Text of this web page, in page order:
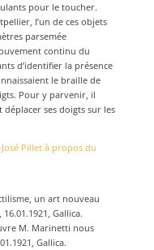
pour le toucher.
l’un de ces objets
parsemée
continu du
d’identifier la présence
le braille de
Pour y parvenir, il
ses doigts sur les
Pillet à propos du
un art nouveau
Gallica.
M. Marinetti nous
Gallica.